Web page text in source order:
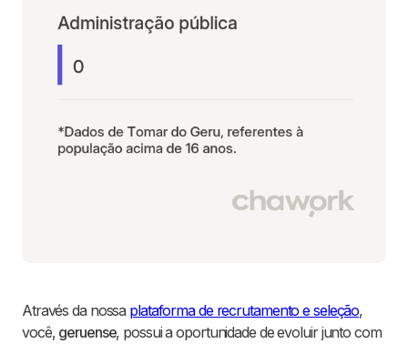
Através da nossa plataforma de recrutamento e seleção,
você, geruense, possui a oportunidade de evoluir junto com